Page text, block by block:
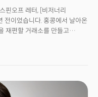
핀오프 레터, [비저너리
이었습니다. 홍콩에서 날아온
재편할 거래소를 만들고
도) 업계엔 거래소 외 이렇다
거래소란 단어에 “또
리 거래량을 공유하면서 현지에
제작 솔루션이었죠. 크립토